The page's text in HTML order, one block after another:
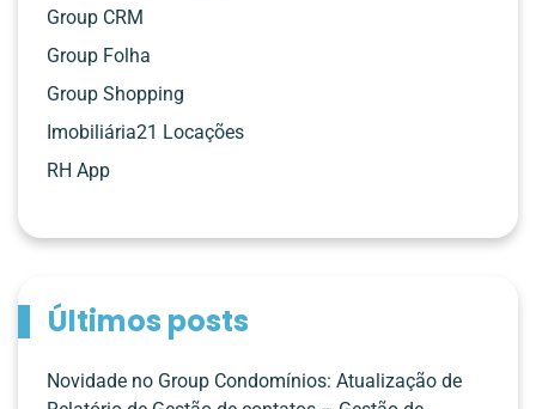
Group CRM
Group Folha
Group Shopping
Imobiliária21 Locações
RH App
Últimos posts
Novidade no Group Condomínios: Atualização de